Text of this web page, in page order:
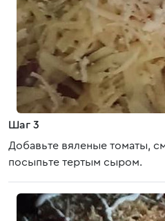
Шаг 3
Добавьте вяленые томаты,
посыпьте тертым сыром.